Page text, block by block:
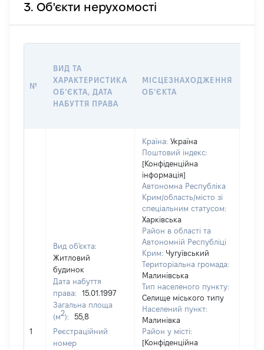
3. Об'єкти нерухомості
№
ВИД ТА
ХАРАКТЕРИСТИКА
ОБʼЄКТА, ДАТА
НАБУТТЯ ПРАВА
МІСЦЕЗНАХОДЖЕННЯ
ОБʼЄКТА
1
Вид об'єкта:
Житловий
будинок
Дата набуття
права:
15.01.1997
Загальна площа
(м2):
55,8
Реєстраційний
номер
Країна: Україна
Поштовий індекс:
[Конфіденційна
інформація]
Автономна Республіка
Крим/область/місто зі
спеціальним статусом:
Харківська
Район в області та
Автономній Республіці
Крим: Чугуївський
Територіальна громада:
Малинівська
Тип населеного пункту:
Селище міського типу
Населений пункт:
Малинівка
Район у місті:
[Конфіденційна